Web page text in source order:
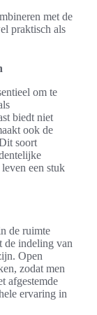
met de
praktisch als
om te
biedt niet
ook de
soort
een stuk
de ruimte
de indeling van
Open
zodat men
afgestemde
ervaring in